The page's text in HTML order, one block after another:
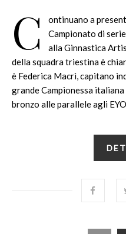
C
ontinuano a
Campionato di
alla Ginnastica
della squadra triestina è
è Federica Macrì, capitano
grande Campionessa
bronzo alle parallele agli